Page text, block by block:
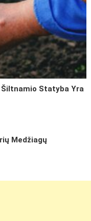
Statyba Yra
Medžiagų